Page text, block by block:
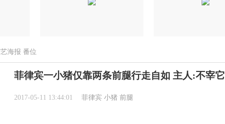
海报 番位
菲律宾一小猪仅靠两条前腿行走自如 主人:不宰它
2017-05-11 13:44:01 菲律宾 小猪 前腿